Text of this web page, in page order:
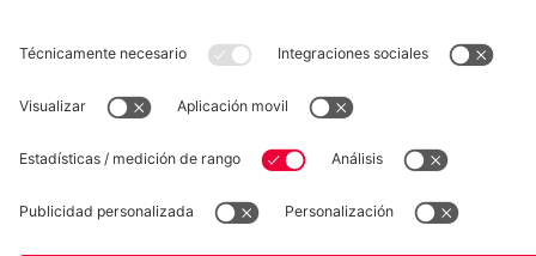
Aviso legal Política de privacidad Condiciones de uso
Accesibilidad
Sistema de denuncia Contacto Ajustes de cookies